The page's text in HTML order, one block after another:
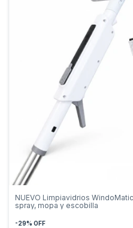
NUEVO Limpiavidrios
spray, mopa y escobilla
-29% OFF